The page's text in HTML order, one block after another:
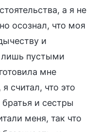
а я не
осознал, что моя
и
лишь пустыми
мне
считал, что это
и сестры
меня, так что